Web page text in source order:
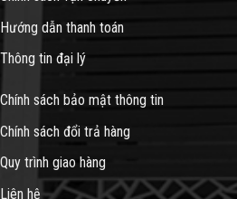
Hướng dẫn thanh toán
Thông tin đại lý
Chính sách bảo mật thông tin
Chính sách đổi trả hàng
Quy trình giao hàng
Liên hệ